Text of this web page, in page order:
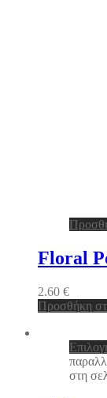
Floral
2.60 €
Προσθήκη
στη